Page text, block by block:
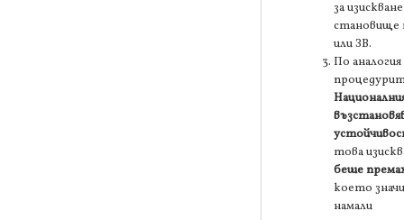
за
становище
или ЗВ.
По аналогия
това
беше
което
намали